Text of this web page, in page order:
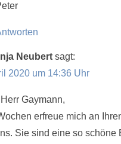
Neubert sagt:
2020 um 14:36 Uhr
Gaymann,
erfreue mich an
Sie sind eine so schöne